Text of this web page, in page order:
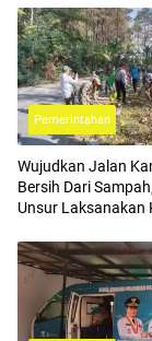
Pemerintahan
Wujudkan Jalan
Bersih Dari
Unsur Laksanakan